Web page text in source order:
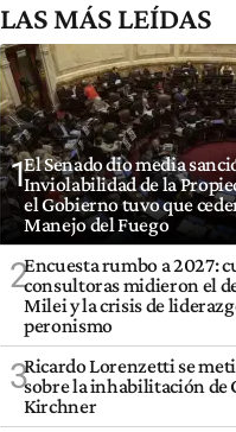
LAS MÁS LEÍDAS
1El Senado dio media
Inviolabilidad de la
el Gobierno tuvo que
Manejo del Fuego
2Encuesta rumbo a 2027:
consultoras midieron el
Milei y la crisis de
peronismo
3Ricardo Lorenzetti se
sobre la inhabilitación de
Kirchner